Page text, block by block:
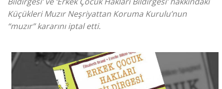
Küçükleri Muzır Neşriyattan Koruma Kurulu’nun
“muzır” kararını iptal etti.